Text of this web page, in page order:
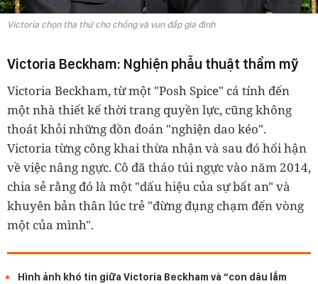
Victoria chọn tha thứ cho chồng và vun đắp gia đình
Victoria Beckham: Nghiện phẫu thuật thẩm mỹ
Victoria Beckham, từ một "Posh Spice" cá tính đến
một nhà thiết kế thời trang quyền lực, cũng không
thoát khỏi những đồn đoán "nghiện dao kéo".
Victoria từng công khai thừa nhận và sau đó hối hận
về việc nâng ngực. Cô đã tháo túi ngực vào năm 2014,
chia sẻ rằng đó là một "dấu hiệu của sự bất an" và
khuyên bản thân lúc trẻ "đừng đụng chạm đến vòng
một của mình".
Hình ảnh khó tin giữa Victoria Beckham và “con dâu lắm